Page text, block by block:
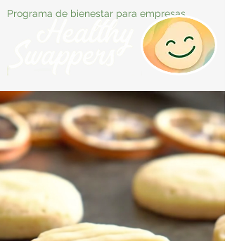
Programa de bienestar para empresas